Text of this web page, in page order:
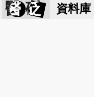
醫 砭 資料庫